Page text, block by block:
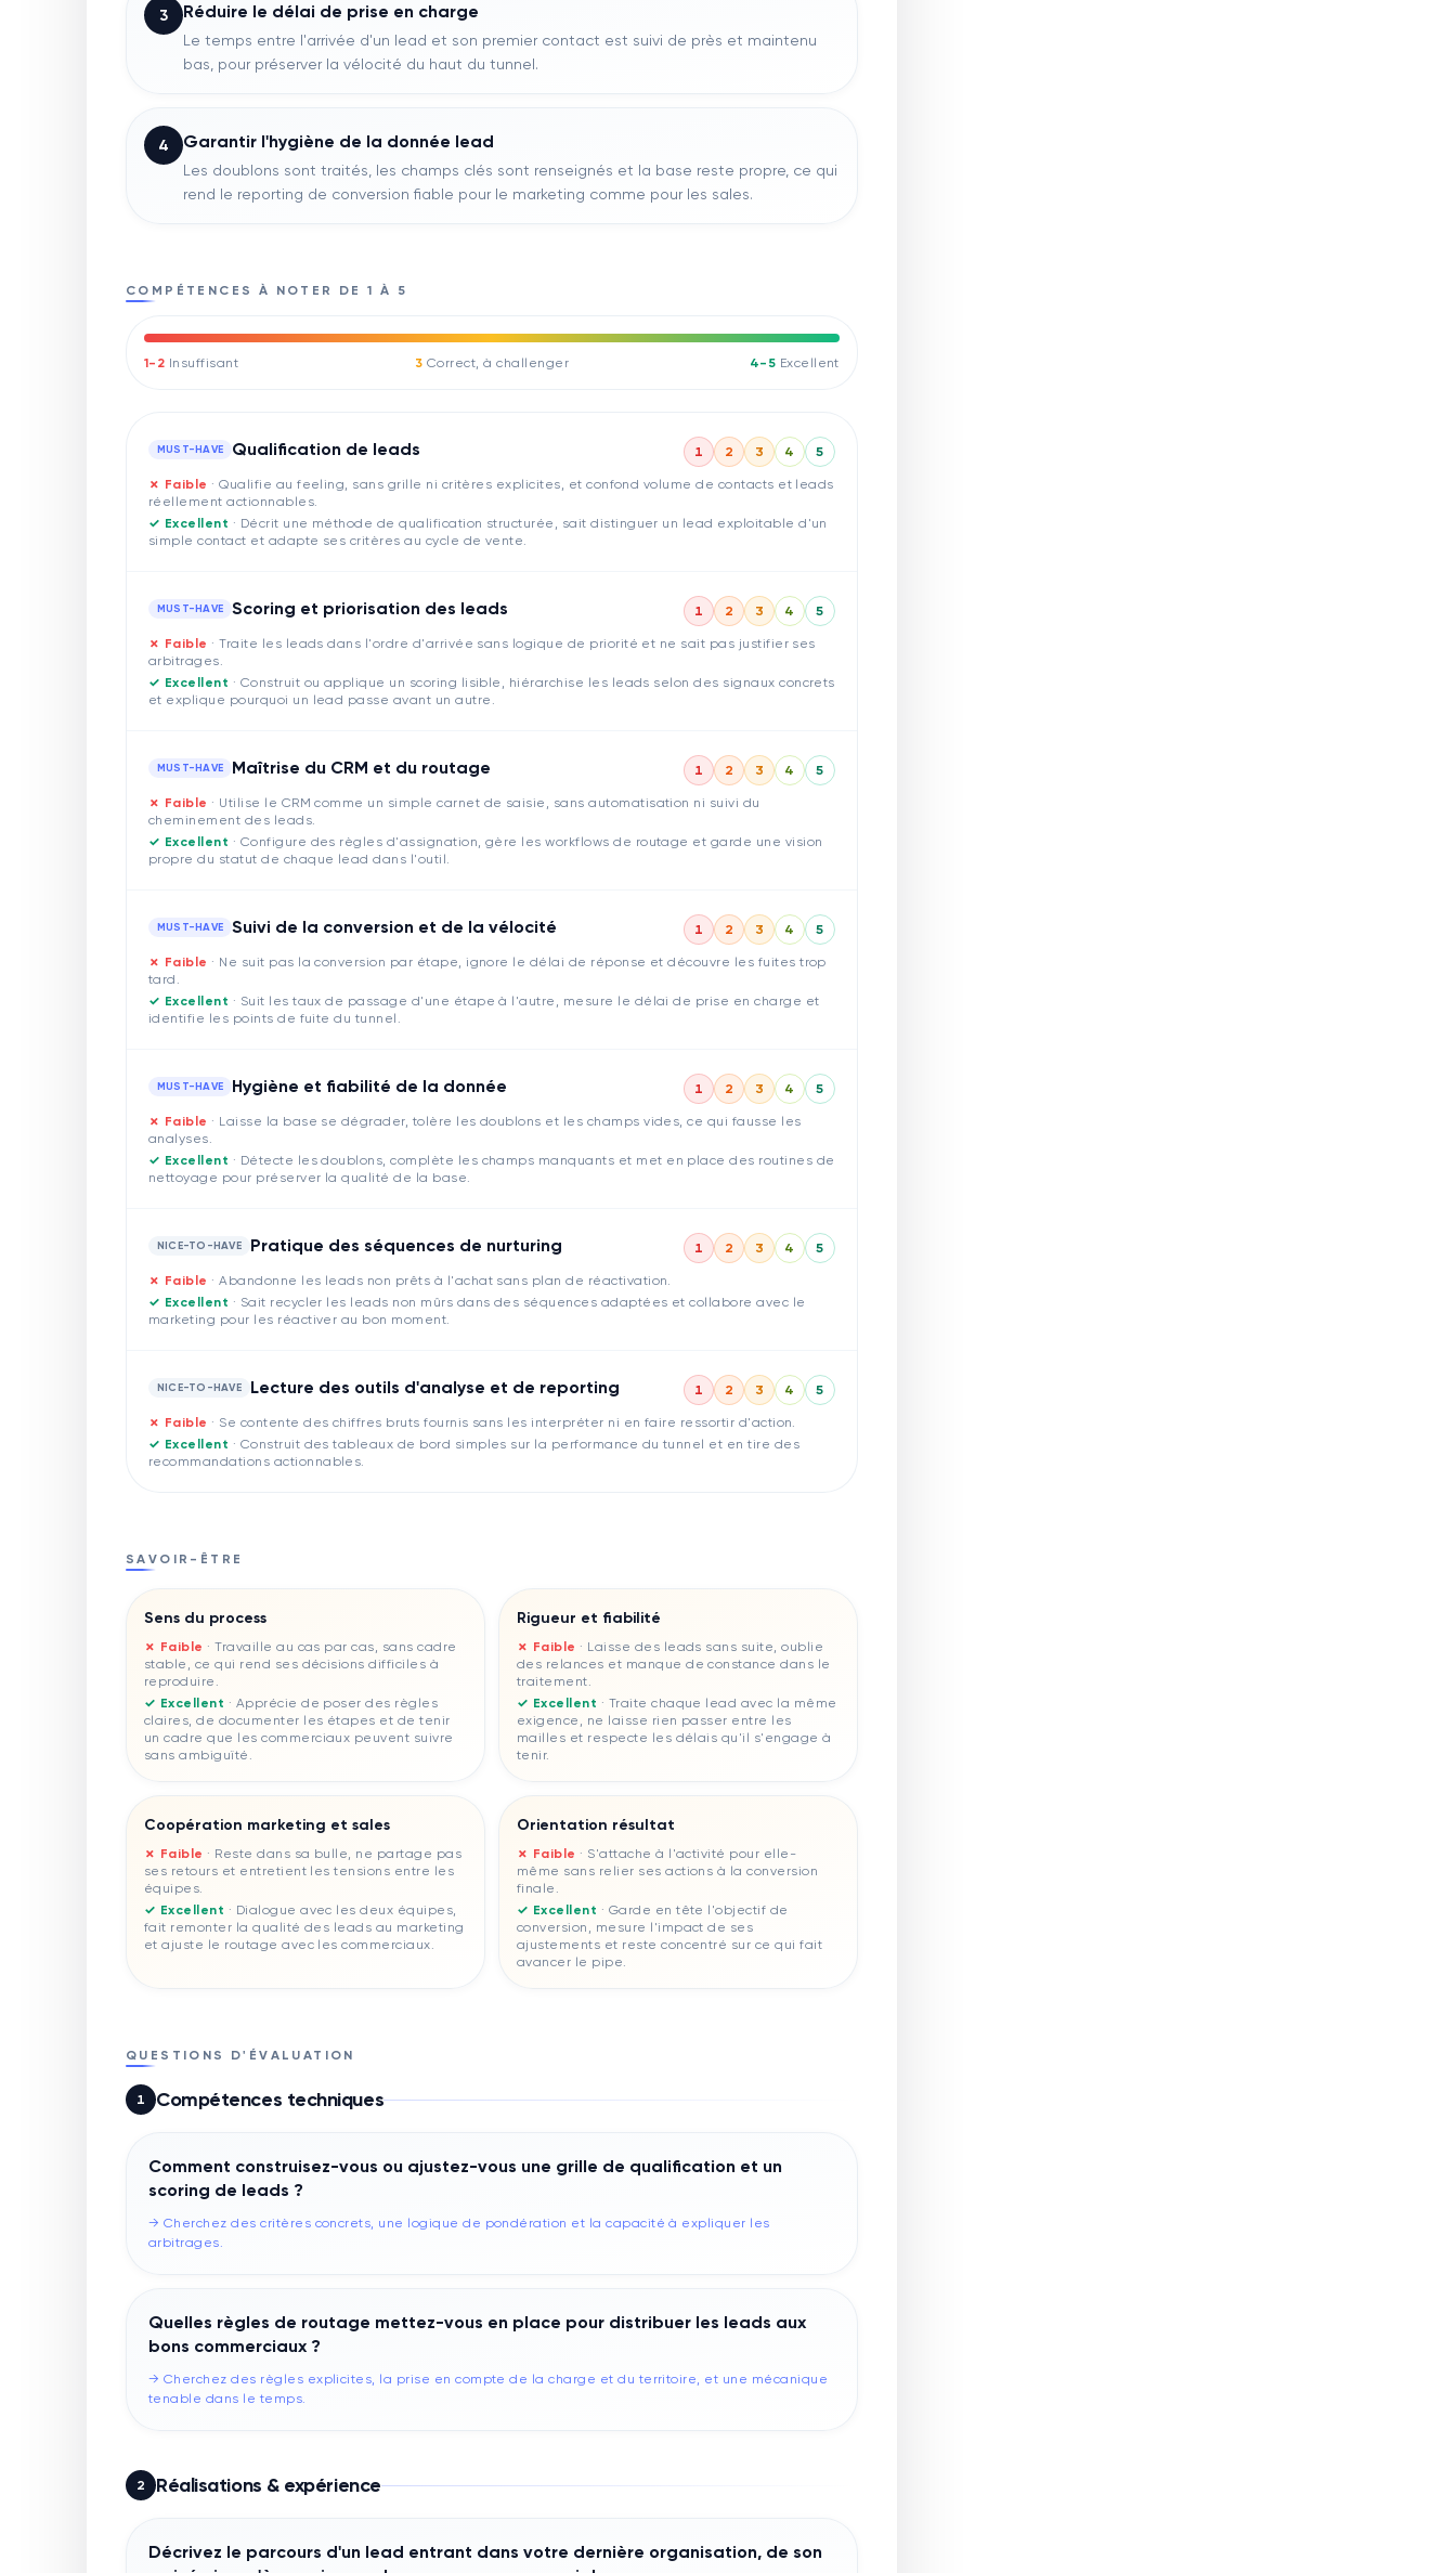
3 Réduire le délai de prise en charge
Le temps entre l'arrivée d'un lead et son premier contact est suivi de près et maintenu
bas, pour préserver la vélocité du haut du tunnel.
4 Garantir l'hygiène de la donnée lead
Les doublons sont traités, les champs clés sont renseignés et la base reste propre, ce qui
rend le reporting de conversion fiable pour le marketing comme pour les sales.
COMPÉTENCES À NOTER DE 1 À 5
1-2 Insuffisant 3 Correct, à challenger 4-5 Excellent
MUST-HAVE Qualification de leads 1 2 3 4 5
✗ Faible ·Qualifie au feeling, sans grille ni critères explicites, et confond volume de contacts et leads
réellement actionnables.
✓ Excellent · Décrit une méthode de qualification structurée, sait distinguer un lead exploitable d'un
simple contact et adapte ses critères au cycle de vente.
MUST-HAVE Scoring et priorisation des leads 1 2 3 4 5
✗ Faible ·Traite les leads dans l'ordre d'arrivée sans logique de priorité et ne sait pas justifier ses
arbitrages.
✓ Excellent · Construit ou applique un scoring lisible, hiérarchise les leads selon des signaux concrets
et explique pourquoi un lead passe avant un autre.
MUST-HAVE Maîtrise du CRM et du routage 1 2 3 4 5
✗ Faible · Utilise le CRM comme un simple carnet de saisie, sans automatisation ni suivi du
cheminement des leads.
✓ Excellent · Configure des règles d'assignation, gère les workflows de routage et garde une vision
propre du statut de chaque lead dans l'outil.
MUST-HAVE Suivi de la conversion et de la vélocité 1 2 3 4 5
✗ Faible · Ne suit pas la conversion par étape, ignore le délai de réponse et découvre les fuites trop
tard.
✓ Excellent · Suit les taux de passage d'une étape à l'autre, mesure le délai de prise en charge et
identifie les points de fuite du tunnel.
MUST-HAVE Hygiène et fiabilité de la donnée 1 2 3 4 5
✗ Faible · Laisse la base se dégrader, tolère les doublons et les champs vides, ce qui fausse les
analyses.
✓ Excellent · Détecte les doublons, complète les champs manquants et met en place des routines de
nettoyage pour préserver la qualité de la base.
NICE-TO-HAVE Pratique des séquences de nurturing 1 2 3 4 5
✗ Faible ·Abandonne les leads non prêts à l'achat sans plan de réactivation.
✓ Excellent · Sait recycler les leads non mûrs dans des séquences adaptées et collabore avec le
marketing pour les réactiver au bon moment.
NICE-TO-HAVE Lecture des outils d'analyse et de reporting 1 2 3 4 5
✗ Faible · Se contente des chiffres bruts fournis sans les interpréter ni en faire ressortir d'action.
✓ Excellent · Construit des tableaux de bord simples sur la performance du tunnel et en tire des
recommandations actionnables.
SAVOIR-ÊTRE
Sens du process
✗ Faible ·Travaille au cas par cas, sans cadre
stable, ce qui rend ses décisions difficiles à
reproduire.
✓ Excellent · Apprécie de poser des règles
claires, de documenter les étapes et de tenir
un cadre que les commerciaux peuvent suivre
sans ambiguïté.
Rigueur et fiabilité
✗ Faible · Laisse des leads sans suite, oublie
des relances et manque de constance dans le
traitement.
✓ Excellent · Traite chaque lead avec la même
exigence, ne laisse rien passer entre les
mailles et respecte les délais qu'il s'engage à
tenir.
Coopération marketing et sales
✗ Faible · Reste dans sa bulle, ne partage pas
ses retours et entretient les tensions entre les
équipes.
✓ Excellent · Dialogue avec les deux équipes,
fait remonter la qualité des leads au marketing
et ajuste le routage avec les commerciaux.
Orientation résultat
✗ Faible · S'attache à l'activité pour elle-
même sans relier ses actions à la conversion
finale.
✓ Excellent · Garde en tête l'objectif de
conversion, mesure l'impact de ses
ajustements et reste concentré sur ce qui fait
avancer le pipe.
QUESTIONS D'ÉVALUATION
1 Compétences techniques
Comment construisez-vous ou ajustez-vous une grille de qualification et un
scoring de leads ?
→ Cherchez des critères concrets, une logique de pondération et la capacité à expliquer les
arbitrages.
Quelles règles de routage mettez-vous en place pour distribuer les leads aux
bons commerciaux ?
→ Cherchez des règles explicites, la prise en compte de la charge et du territoire, et une mécanique
tenable dans le temps.
2 Réalisations & expérience
Décrivez le parcours d'un lead entrant dans votre dernière organisation, de son